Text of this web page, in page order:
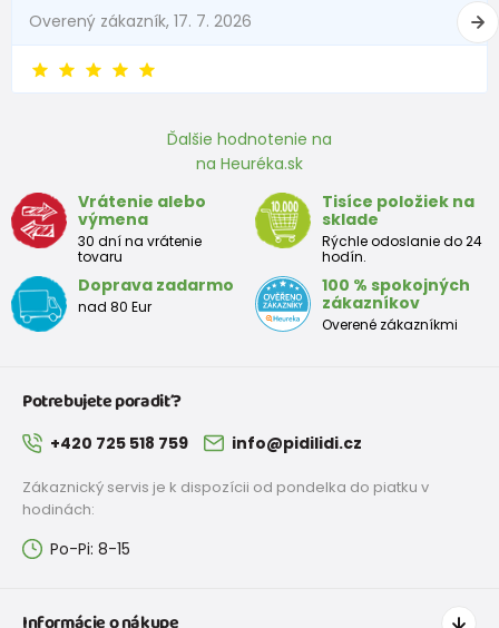
Overený zákazník, 17. 7. 2026
Ďalšie hodnotenie na
na Heuréka.sk
Vrátenie alebo
výmena
30 dní na vrátenie
tovaru
Tisíce položiek na
sklade
Rýchle odoslanie do 24
hodín.
Doprava zadarmo
nad 80 Eur
100 % spokojných
zákazníkov
Overené zákazníkmi
Potrebujete poradiť?
+420 725 518 759 info@pidilidi.cz
Zákaznický servis je k dispozícii od pondelka do piatku v
hodinách:
Po-Pi: 8-15